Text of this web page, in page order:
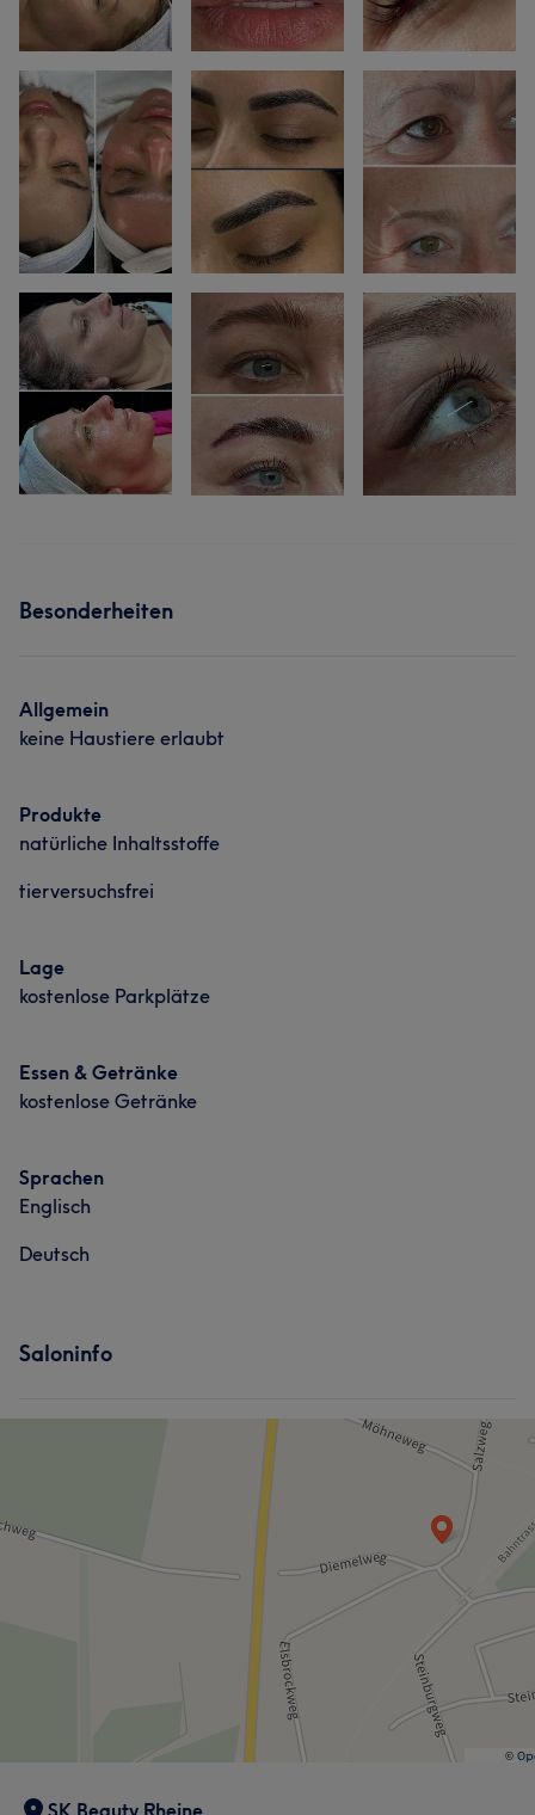
Besonderheiten
Allgemein
keine Haustiere erlaubt
Produkte
natürliche Inhaltsstoffe
tierversuchsfrei
Lage
kostenlose Parkplätze
Essen & Getränke
kostenlose Getränke
Sprachen
Englisch
Deutsch
Saloninfo
SK Beauty Rheine